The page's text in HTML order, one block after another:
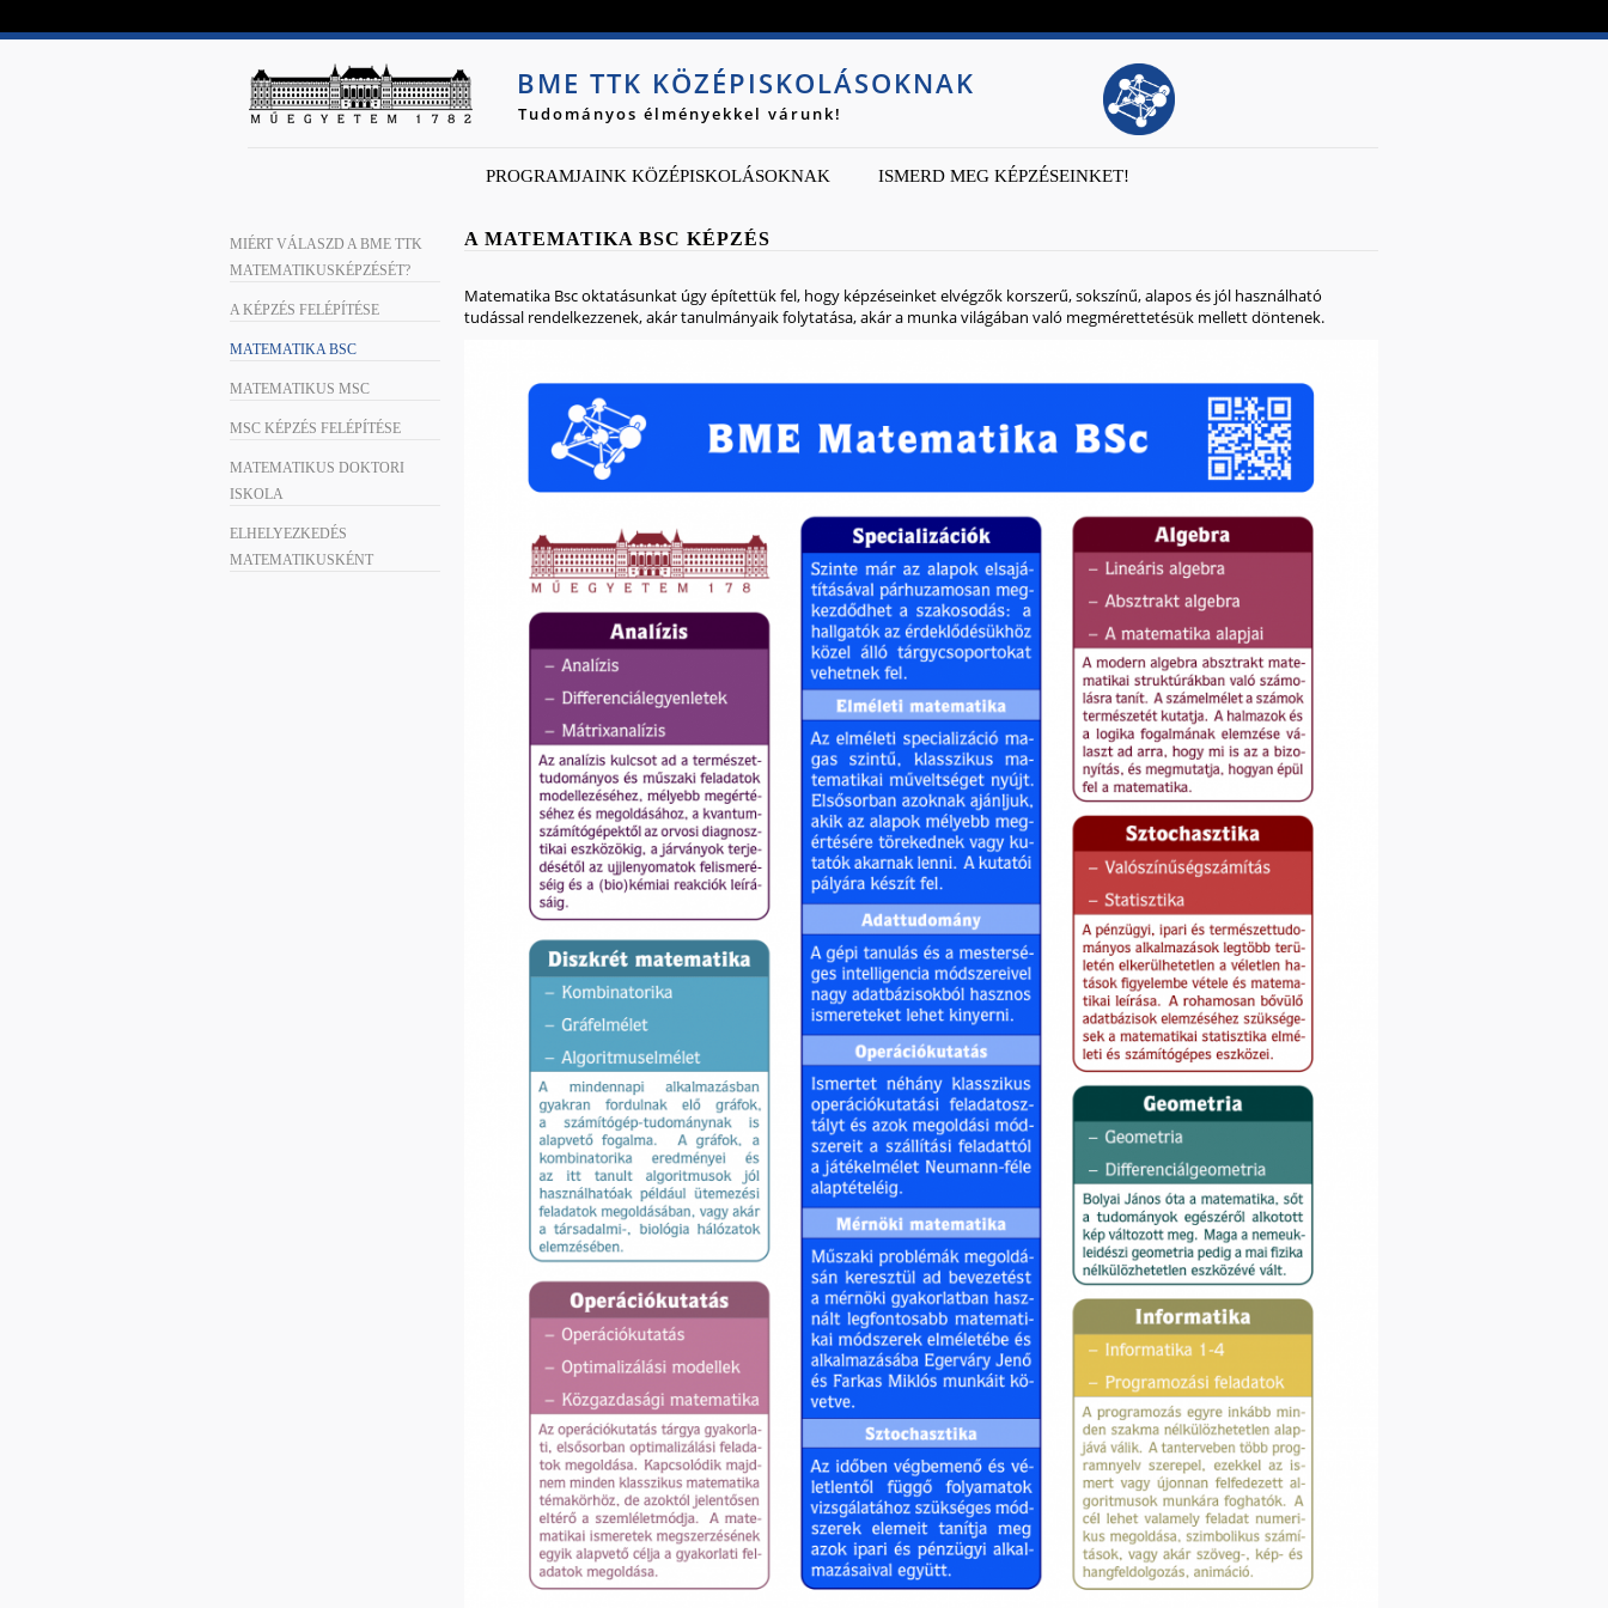
BME TTK KÖZÉPISKOLÁSOKNAK
Tudományos élményekkel várunk!
PROGRAMJAINK KÖZÉPISKOLÁSOKNAK ISMERD MEG KÉPZÉSEINKET!
A MATEMATIKA BSC KÉPZÉS
Matematika Bsc oktatásunkat úgy építettük fel, hogy képzéseinket elvégzők korszerű, sokszínű, alapos és jól használható
tudással rendelkezzenek, akár tanulmányaik folytatása, akár a munka világában való megmérettetésük mellett döntenek.
MIÉRT VÁLASZD A BME TTK
MATEMATIKUSKÉPZÉSÉT?
A KÉPZÉS FELÉPÍTÉSE
MATEMATIKA BSC
MATEMATIKUS MSC
MSC KÉPZÉS FELÉPÍTÉSE
MATEMATIKUS DOKTORI
ISKOLA
ELHELYEZKEDÉS
MATEMATIKUSKÉNT